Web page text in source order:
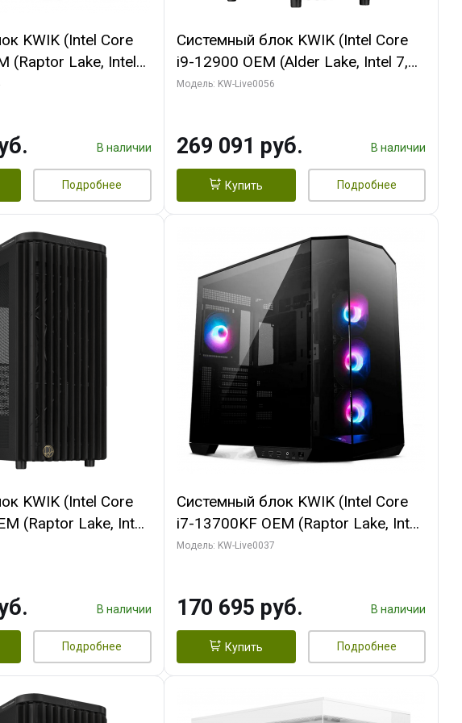
KWIK (Intel Core
(Raptor Lake, Intel
ГБ ОЗУ (2
В наличии
Подробнее
Системный блок KWIK (Intel Core
i9-12900 OEM (Alder Lake, Intel 7,
C16 8EC/8PC/T2/ 64 ГБ ОЗУ (2
ТБ SSD)
Модель: KW-Live0056
269 091 руб. В наличии
Купить Подробнее
KWIK (Intel Core
(Raptor Lake, Intel
64 ГБ ОЗУ (2
В наличии
Подробнее
Системный блок KWIK (Intel Core
i7-13700KF OEM (Raptor Lake, Intel
7, C16 8EC/8PC/ 32 ГБ ОЗУ (2
HDMI/ 1 ТБ SSD)
Модель: KW-Live0037
170 695 руб. В наличии
Купить Подробнее